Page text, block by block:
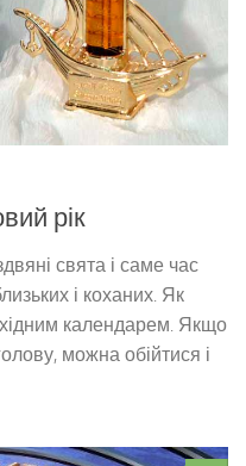
рік
свята і саме час
і коханих. Як
календарем. Якщо
можна обійтися і